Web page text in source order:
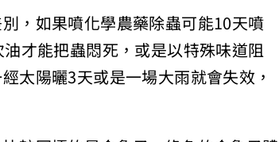
，如果噴化學農藥除蟲可能10天噴
才能把蟲悶死，或是以特殊味道阻
太陽曬3天或是一場大雨就會失效，